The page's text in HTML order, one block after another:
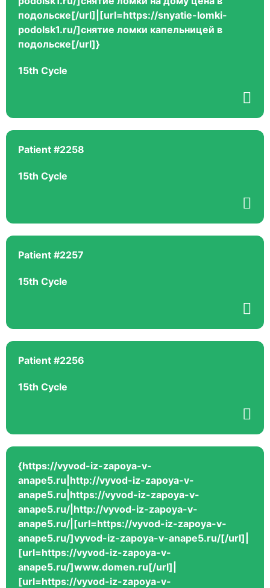
подольске[/url]|[url=https://snyatie-lomki-
podolsk1.ru/]снятие ломки капельницей в
подольске[/url]}
15th Cycle
Patient #2258
15th Cycle
Patient #2257
15th Cycle
Patient #2256
15th Cycle
{https://vyvod-iz-zapoya-v-
anape5.ru|http://vyvod-iz-zapoya-v-
anape5.ru|https://vyvod-iz-zapoya-v-
anape5.ru/|http://vyvod-iz-zapoya-v-
anape5.ru/|[url=https://vyvod-iz-zapoya-v-
anape5.ru/]vyvod-iz-zapoya-v-anape5.ru/[/url]|
[url=https://vyvod-iz-zapoya-v-
anape5.ru/]www.domen.ru[/url]|
[url=https://vyvod-iz-zapoya-v-